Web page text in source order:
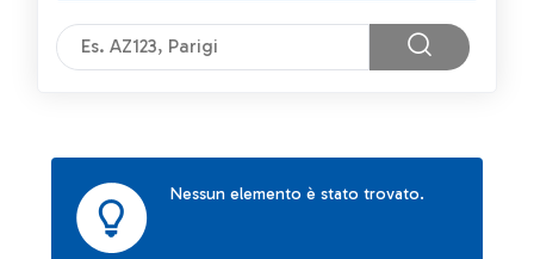
Nessun elemento è stato trovato.